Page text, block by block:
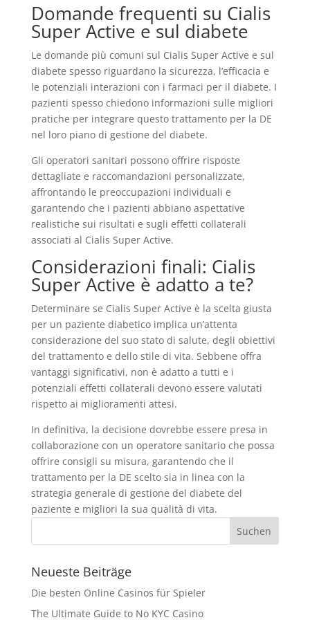
Domande frequenti su Cialis
Super Active e sul diabete
Le domande più comuni sul Cialis Super Active e sul
diabete spesso riguardano la sicurezza, l’efficacia e
le potenziali interazioni con i farmaci per il diabete. I
pazienti spesso chiedono informazioni sulle migliori
pratiche per integrare questo trattamento per la DE
nel loro piano di gestione del diabete.
Gli operatori sanitari possono offrire risposte
dettagliate e raccomandazioni personalizzate,
affrontando le preoccupazioni individuali e
garantendo che i pazienti abbiano aspettative
realistiche sui risultati e sugli effetti collaterali
associati al Cialis Super Active.
Considerazioni finali: Cialis
Super Active è adatto a te?
Determinare se Cialis Super Active è la scelta giusta
per un paziente diabetico implica un’attenta
considerazione del suo stato di salute, degli obiettivi
del trattamento e dello stile di vita. Sebbene offra
vantaggi significativi, non è adatto a tutti e i
potenziali effetti collaterali devono essere valutati
rispetto ai miglioramenti attesi.
In definitiva, la decisione dovrebbe essere presa in
collaborazione con un operatore sanitario che possa
offrire consigli su misura, garantendo che il
trattamento per la DE scelto sia in linea con la
strategia generale di gestione del diabete del
paziente e migliori la sua qualità di vita.
Neueste Beiträge
Die besten Online Casinos für Spieler
The Ultimate Guide to No KYC Casino